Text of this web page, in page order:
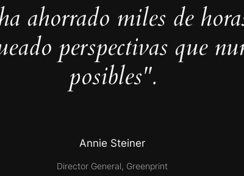
ahorrado miles de
perspectivas que
posibles".
Annie Steiner
Director General, Greenprint